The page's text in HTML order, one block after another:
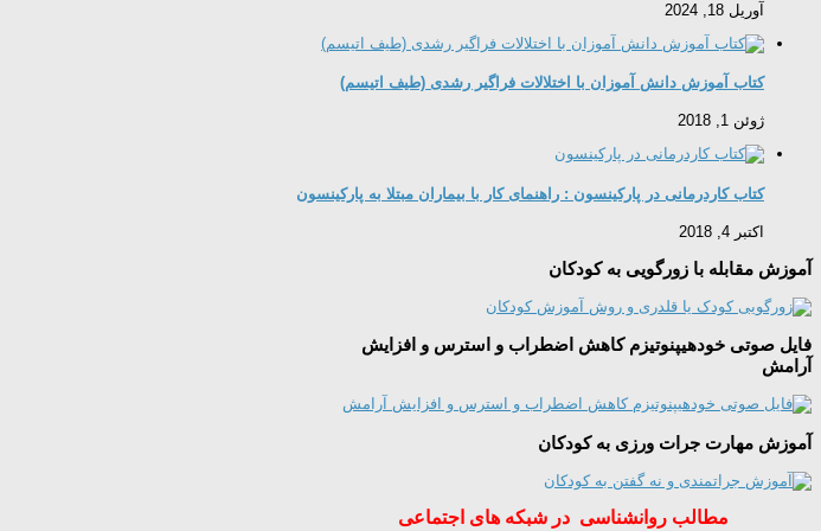
آوریل 18, 2024
کتاب آموزش دانش آموزان با اختلالات فراگیر رشدی (طیف اتیسم)
ژوئن 1, 2018
کتاب کاردرمانی در پارکینسون : راهنمای کار با بیماران مبتلا به پارکینسون
اکتبر 4, 2018
آموزش مقابله با زورگویی به کودکان
فایل صوتی خودهیپنوتیزم کاهش اضطراب و استرس و افزایش
آرامش
آموزش مهارت جرات ورزی به کودکان
مطالب روانشناسی در شبکه های اجتماعی